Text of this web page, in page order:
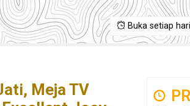
Buka setiap
Meja TV